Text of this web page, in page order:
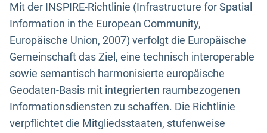
Mit der INSPIRE-Richtlinie (Infrastructure for Spatial
Information in the European Community,
Europäische Union, 2007) verfolgt die Europäische
Gemeinschaft das Ziel, eine technisch interoperable
sowie semantisch harmonisierte europäische
Geodaten-Basis mit integrierten raumbezogenen
Informationsdiensten zu schaffen. Die Richtlinie
verpflichtet die Mitgliedsstaaten, stufenweise